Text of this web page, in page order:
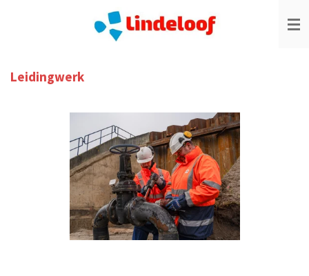
hoofdinhoud
Leidingwerk